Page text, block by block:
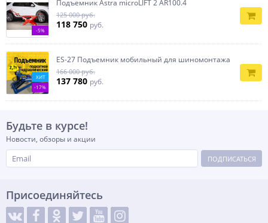
-5%
Подъемник Astra microLIFT 2 AR100.4
125 000 руб.
118 750 руб.
ХИТ
-17%
ES-27 Подъемник мобильный для шиномонтажа
166 000 руб.
137 780 руб.
Будьте в курсе!
Новости, обзоры и акции
ПОДПИСАТЬСЯ
Присоединяйтесь